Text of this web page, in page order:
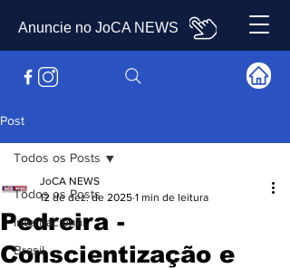
Anuncie no JoCA NEWS
Post
Todos os Posts
Internacional
Brasil
Todos os Posts
Pedreira -
Conscientização e
JoCA NEWS
12 de dez. de 2025 1 min de leitura